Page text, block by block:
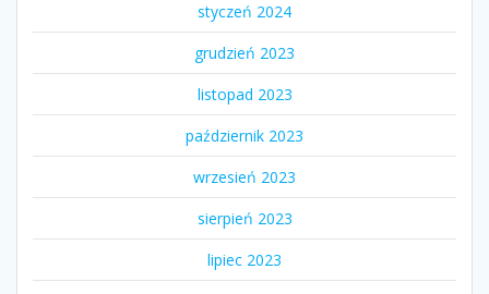
styczeń 2024
grudzień 2023
listopad 2023
październik 2023
wrzesień 2023
sierpień 2023
lipiec 2023